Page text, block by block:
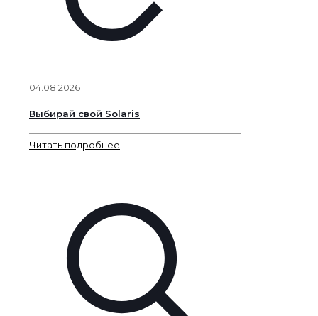
04.08.2026
Выбирай свой Solaris
Читать подробнее